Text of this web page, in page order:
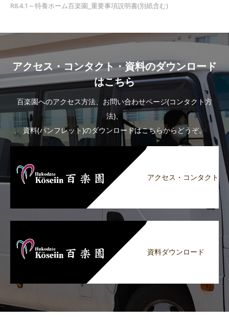
R8.4.1～特養ホーム百楽園_重要事項説明書(別紙含む)
アクセス・コンタクト・資料のダウンロード
はこちら
百楽園へのアクセス方法、お問い合わせページ(コンタクト方
法)、
資料(パンフレット)のダウンロードはこちらからどうぞ。
アクセス・コンタクト
資料ダウンロード